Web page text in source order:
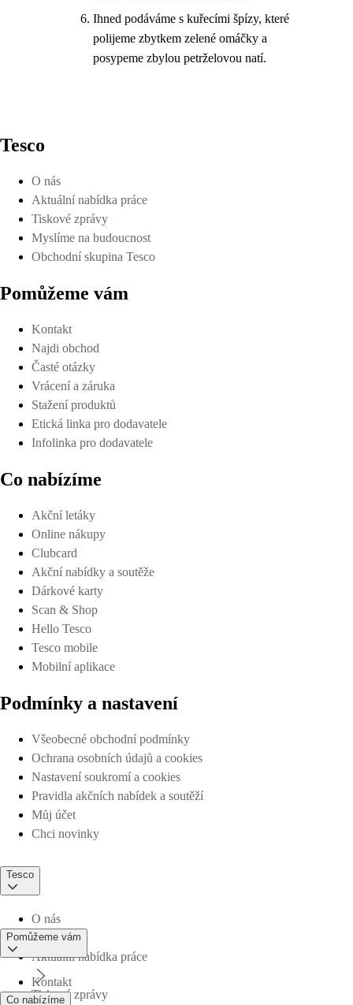
Ihned podáváme s kuřecími špízy, které
polijeme zbytkem zelené omáčky a
posypeme zbylou petrželovou natí.
Tesco
O nás
Aktuální nabídka práce
Tiskové zprávy
Myslíme na budoucnost
Obchodní skupina Tesco
Pomůžeme vám
Kontakt
Najdi obchod
Časté otázky
Vrácení a záruka
Stažení produktů
Etická linka pro dodavatele
Infolinka pro dodavatele
Co nabízíme
Akční letáky
Online nákupy
Clubcard
Akční nabídky a soutěže
Dárkové karty
Scan & Shop
Hello Tesco
Tesco mobile
Mobilní aplikace
Podmínky a nastavení
Všeobecné obchodní podmínky
Ochrana osobních údajů a cookies
Nastavení soukromí a cookies
Pravidla akčních nabídek a soutěží
Můj účet
Chci novinky
Tesco
O nás
Aktuální nabídka práce
Tiskové zprávy
Pomůžeme vám
Kontakt
Co nabízíme